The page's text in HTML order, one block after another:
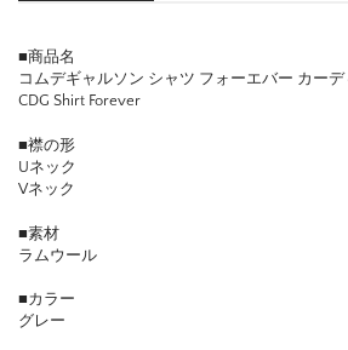
■商品名
コムデギャルソン シャツ フォーエバー カー
CDG Shirt Forever
■襟の形
Uネック
Vネック
■素材
ラムウール
■カラー
グレー